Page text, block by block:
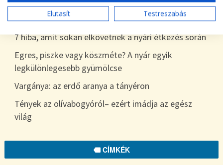
Tökszezon: sokoldalú alapanyagok a nyártól
egészen télig
7 hiba, amit sokan elkövetnek a nyári étkezés során
Egres, piszke vagy köszméte? A nyár egyik
legkülönlegesebb gyümölcse
Vargánya: az erdő aranya a tányéron
Tények az olívabogyóról– ezért imádja az egész
világ
CÍMKÉK
Elutasít
Testreszabás